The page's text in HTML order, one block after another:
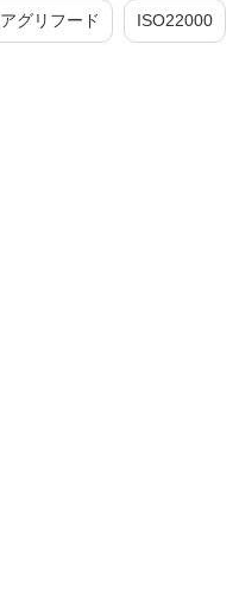
アグリフード ISO22000